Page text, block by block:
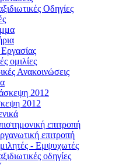
Οδηγίες
ομιλίες
Ανακοινώσεις
2012
2012
επιτροπή
επιτροπή
- Εμψυχωτές
οδηγίες